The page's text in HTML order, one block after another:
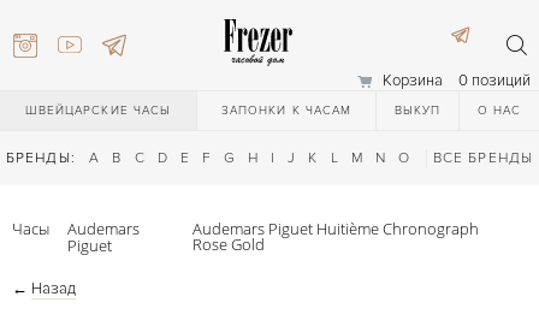
Корзина 0 позиций
ШВЕЙЦАРСКИЕ ЧАСЫ ЗАПОНКИ К ЧАСАМ ВЫКУП О НАС
БРЕНДЫ: A B C D E F G H I J K L M N O Q R S T
ВСЕ БРЕНДЫ
Часы Audemars
Piguet
Audemars Piguet Huitième Chronograph
Rose Gold
← Назад